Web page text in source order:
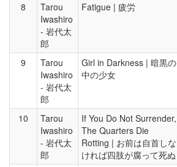
8
Tarou
Iwashiro
- 岩代太
郎
Fatigue | 疲労
9
Tarou
Iwashiro
- 岩代太
郎
Girl in Darkness | 暗黒の
中の少女
10
Tarou
Iwashiro
- 岩代太
郎
If You Do Not Surrender,
The Quarters Die
Rotting | お前は自首しな
ければ四肢が腐って死ぬ